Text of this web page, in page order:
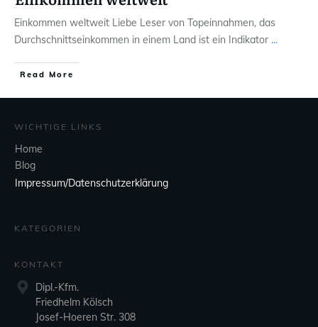
Einkommen weltweit Liebe Leser von Topeinnahmen, das
Durchschnittseinkommen in einem Land ist ein Indikator ...
Read More
WICHTIGE LINKS
Home
Blog
Impressum/Datenschutzerklärung
KATEGORIEN
KONTAKT
Dipl.-Kfm.
Friedhelm Kölsch
Josef-Hoeren Str. 308